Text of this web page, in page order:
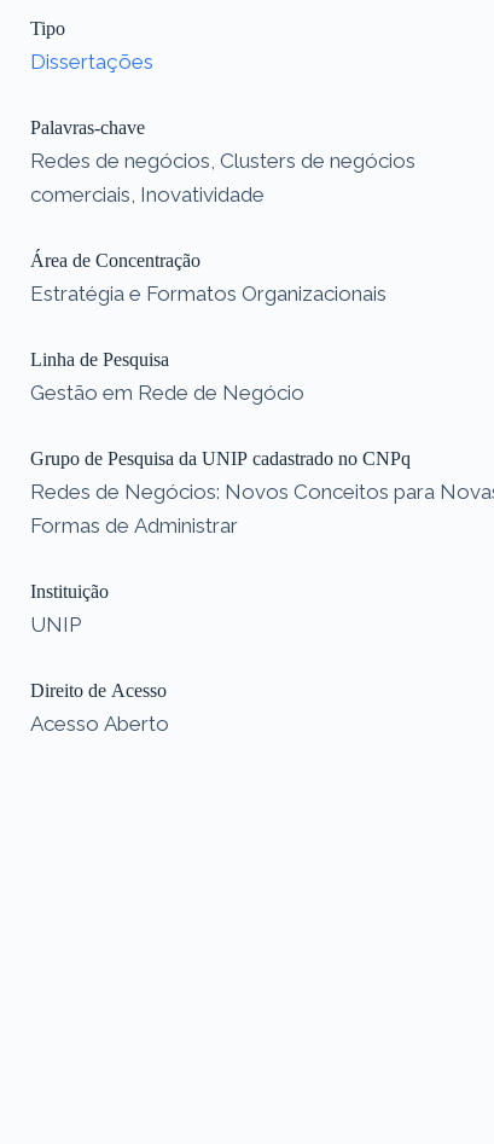
Tipo
Dissertações
Palavras-chave
Redes de negócios, Clusters de negócios
comerciais, Inovatividade
Área de Concentração
Estratégia e Formatos Organizacionais
Linha de Pesquisa
Gestão em Rede de Negócio
Grupo de Pesquisa da UNIP cadastrado no CNPq
Redes de Negócios: Novos Conceitos para
Formas de Administrar
Instituição
UNIP
Direito de Acesso
Acesso Aberto